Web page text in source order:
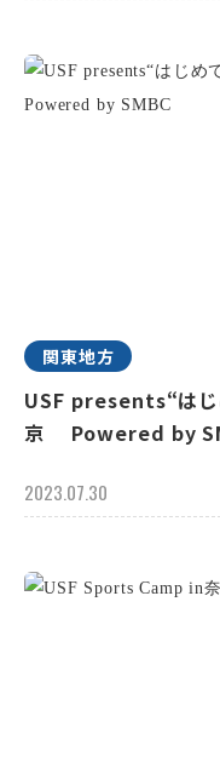
関東地方
USF presents“はじ
京 Powered by
2023.07.30